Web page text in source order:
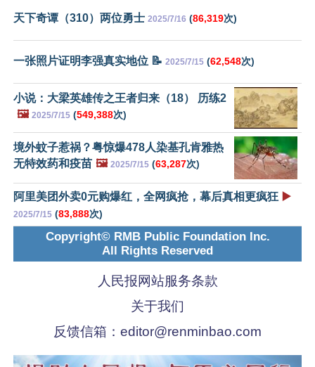
天下奇谭（310）两位勇士 2025/7/16 (86,319次)
一张照片证明李强真实地位 📝 2025/7/15 (62,548次)
小说：大梁英雄传之王者归来（18） 历练2
🖼️ 2025/7/15 (549,388次)
境外蚊子惹祸？粤惊爆478人染基孔肯雅热
无特效药和疫苗 🖼️ 2025/7/15 (63,287次)
阿里美团外卖0元购爆红，全网疯抢，幕后真相更疯狂 ▶️
2025/7/15 (83,888次)
Copyright© RMB Public Foundation Inc.
All Rights Reserved
人民报网站服务条款
关于我们
反馈信箱： editor@renminbao.com